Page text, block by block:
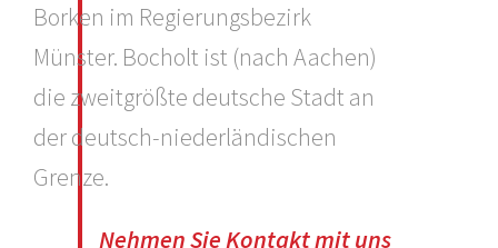
Borken im Regierungsbezirk
Münster. Bocholt ist (nach Aachen)
die zweitgrößte deutsche Stadt an
der deutsch-niederländischen
Grenze.
Nehmen Sie Kontakt mit uns